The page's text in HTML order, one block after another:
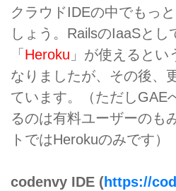
クラウドIDEの中でもっ
しょう。RailsのIaaSとし
「 Heroku 」が使えるとい
なりましたが、その後、
ています。（ただしGAE
るのは有料ユーザーのも
トではHerokuのみです）
codenvy IDE (https://